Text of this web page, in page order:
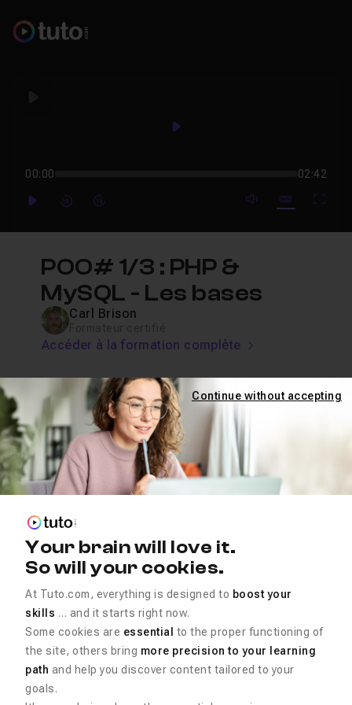
Play
00:00 02:42
ForwardForward mute video
Subtitles
POO# 1/3 : PHP &
MySQL - Les bases
Carl Brison
Accéder à la formation complète